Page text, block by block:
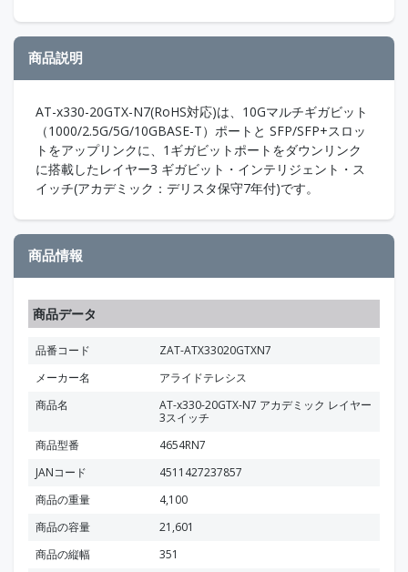
商品説明
AT-x330-20GTX-N7(RoHS対応)は、10Gマルチギガビット
（1000/2.5G/5G/10GBASE-T）ポートと SFP/SFP+スロッ
トをアップリンクに、1ギガビットポートをダウンリンク
に搭載したレイヤー3 ギガビット・インテリジェント・ス
イッチ(アカデミック：デリスタ保守7年付)です。
商品情報
商品データ
品番コード
ZAT-ATX33020GTXN7
メーカー名
アライドテレシス
商品名
AT-x330-20GTX-N7 アカデミック レイヤー
3スイッチ
商品型番
4654RN7
JANコード
4511427237857
商品の重量
4,100
商品の容量
21,601
商品の縦幅
351